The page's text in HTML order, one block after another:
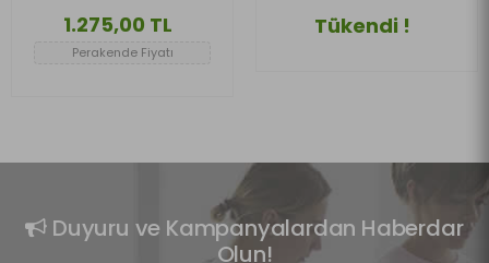
1.275,00 TL
Perakende Fiyatı
SÜS KAPAĞI MAVİ
Tükendi !
Duyuru ve Kampanyalardan Haberdar
Olun!